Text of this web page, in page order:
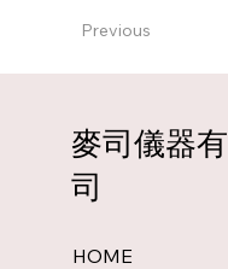
Previous
麥司儀器
司
HOME